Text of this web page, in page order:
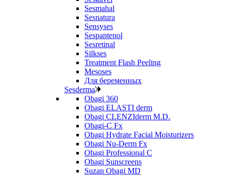
Sesmahal
Sesnatura
Sensyses
Sespantenol
Sesretinal
Silkses
Treatment Flash Peeling
Mesoses
Для беременных
Sesderma
Obagi 360
Obagi ELASTI derm
Obagi CLENZIderm M.D.
Obagi-C Fx
Obagi Hydrate Facial Moisturizers
Obagi Nu-Derm Fx
Obagi Professional C
Obagi Sunscreens
Suzan Obagi MD